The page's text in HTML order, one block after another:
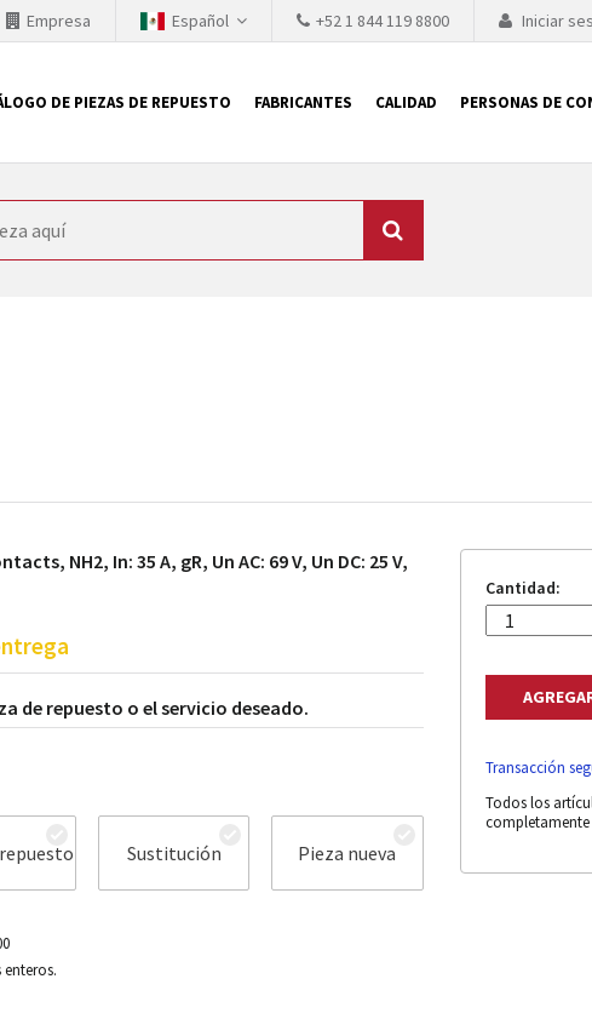
Iniciar
+52 1 844 119 8800
Español
Empresa
DE PIEZAS DE REPUESTO FABRICANTES CALIDAD PERSONAS DE
NH2, In: 35 A, gR, Un AC: 69 V, Un DC: 25 V,
de repuesto o el servicio deseado.
Sustitución Pieza nueva
Cantidad:
Transacción
Todos los
completamente